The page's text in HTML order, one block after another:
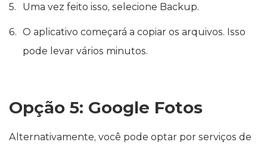
Uma vez feito isso, selecione Backup.
O aplicativo começará a copiar os arquivos. Isso
pode levar vários minutos.
Opção 5: Google Fotos
Alternativamente, você pode optar por serviços de